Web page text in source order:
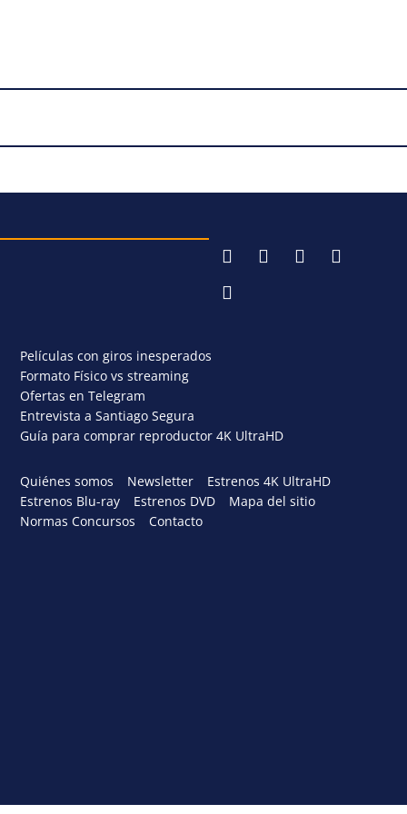
Películas con giros inesperados
Formato Físico vs streaming
Ofertas en Telegram
Entrevista a Santiago Segura
Guía para comprar reproductor 4K UltraHD
Quiénes somos Newsletter
Estrenos 4K UltraHD
Estrenos Blu-ray
Estrenos DVD
Mapa del sitio
Normas Concursos
Contacto